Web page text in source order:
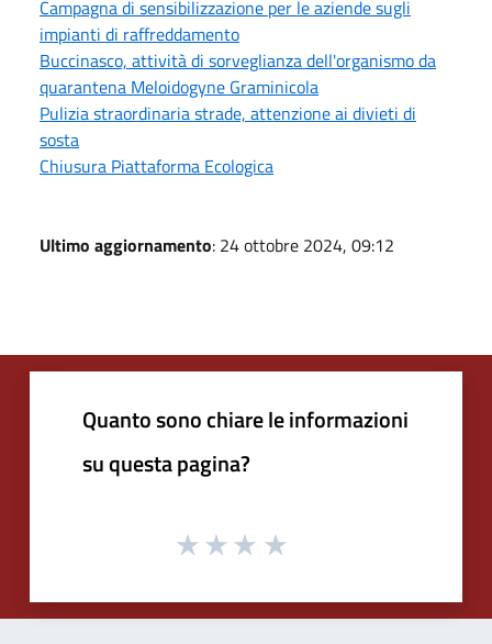
Campagna di sensibilizzazione per le aziende sugli
impianti di raffreddamento
Buccinasco, attività di sorveglianza dell'organismo da
quarantena Meloidogyne Graminicola
Pulizia straordinaria strade, attenzione ai divieti di
sosta
Chiusura Piattaforma Ecologica
Ultimo aggiornamento: 24 ottobre 2024, 09:12
Quanto sono chiare le informazioni
su questa pagina?